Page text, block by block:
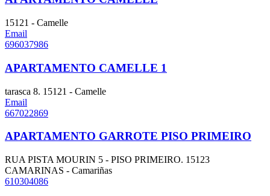
15121 - Camelle
Email
696037986
APARTAMENTO CAMELLE 1
tarasca 8. 15121 - Camelle
Email
667022869
APARTAMENTO GARROTE PISO PRIMEIRO
RUA PISTA MOURIN 5 - PISO PRIMEIRO. 15123
CAMARINAS - Camariñas
610304086